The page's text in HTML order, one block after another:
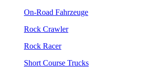
On-Road Fahrzeuge
Rock Crawler
Rock Racer
Short Course Trucks